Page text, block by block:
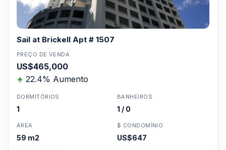
Sail at Brickell Apt # 1507
PREÇO DE VENDA
US$465,000
22.4% Aumento
DORMITÓRIOS
1
BANHEIROS
1 / 0
ÁREA
59 m2
$ CONDOMÍNIO
US$647